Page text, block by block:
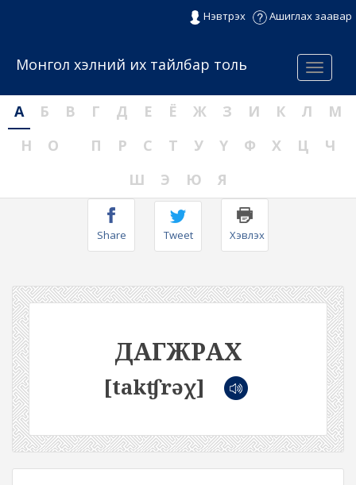
Нэвтрэх Ашиглах заавар
Menu
Монгол хэлний их тайлбар толь
А Б В Г Д Е Ё Ж З И К Л
М
Н
О П Р С Т У Ү Ф Х Ц
Ч
Ш
Э Ю Я
Share Tweet Хэвлэх
ДАГЖРАХ
[takʧrəχ]